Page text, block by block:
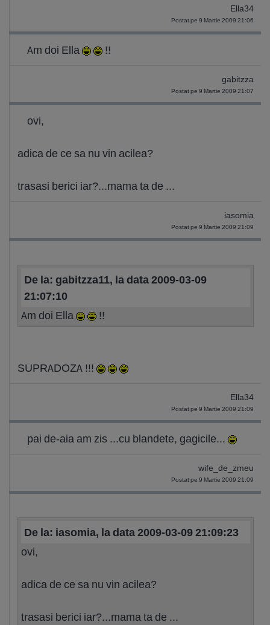
Ella34
Postat pe 9 Martie 2009 21:06
Am doi Ella !!
gabitzza
Postat pe 9 Martie 2009 21:07
ovi,
adica de ce sa nu vin acilea?
trasasi berici iar?...mama ta de ...
iasomia
Postat pe 9 Martie 2009 21:09
De la: gabitzza11, la data 2009-03-09
21:07:10
Am doi Ella
!!
SUPRADOZA !!!
Ella34
Postat pe 9 Martie 2009 21:09
pai de-aia am zis ...cu blandete, gagicile...
wife_de_zmeu
Postat pe 9 Martie 2009 21:09
De la: iasomia, la data 2009-03-09 21:09:23
ovi,
adica de ce sa nu vin acilea?
trasasi berici iar?...mama ta de ...